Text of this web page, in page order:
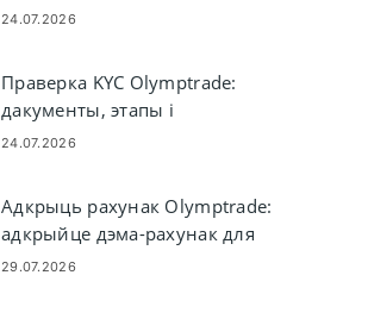
24.07.2026
Праверка KYC Olymptrade:
дакументы, этапы і
зацвярджэнне
24.07.2026
Адкрыць рахунак Olymptrade:
адкрыйце дэма-рахунак для
практыкі гандлю
29.07.2026